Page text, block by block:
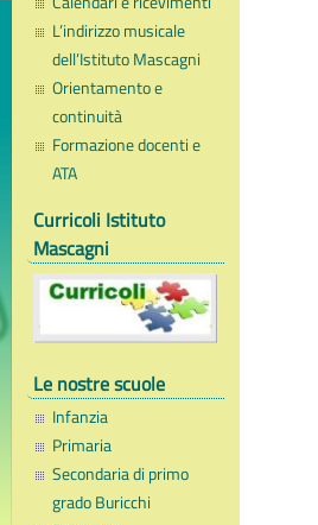
L’indirizzo musicale
dell’Istituto Mascagni
Orientamento e
continuità
Formazione docenti e
ATA
Curricoli Istituto
Mascagni
Le nostre scuole
Infanzia
Primaria
Secondaria di primo
grado Buricchi